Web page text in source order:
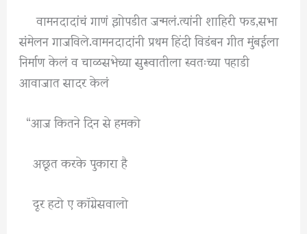
वामनदादांचं गाणं झोपडीत जन्मलं.त्यांनी शाहिरी फड,सभा
संमेलन गाजविले.वामनदादांनी प्रथम हिंदी विडंबन गीत मुंबईला
निर्माण केलं व चाळसभेच्या सुरूवातीला स्वतःच्या पहाडी
आवाजात सादर केलं
“आज कितने दिन से हमको
अछूत करके पुकारा है
दूर हटो ए कॉग्रेसवालो